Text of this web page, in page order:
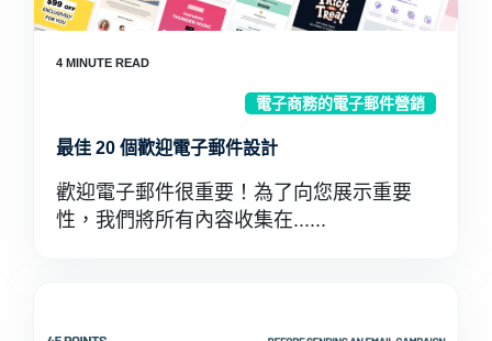
電子商務的電子郵件營銷
最佳 20 個歡迎電子郵件設計
歡迎電子郵件很重要！為了向您展示重要
性，我們將所有內容收集在......